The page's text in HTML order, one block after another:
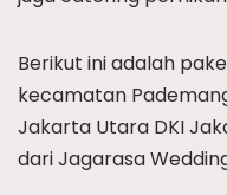
Berikut ini adalah
kecamatan
Jakarta Utara DKI
dari Jagarasa